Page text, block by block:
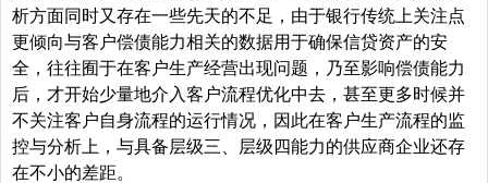
析方面同时又存在一些先天的不足，由于银行传统上关注点
更倾向与客户偿债能力相关的数据用于确保信贷资产的安
全，往往囿于在客户生产经营出现问题，乃至影响偿债能力
后，才开始少量地介入客户流程优化中去，甚至更多时候并
不关注客户自身流程的运行情况，因此在客户生产流程的监
控与分析上，与具备层级三、层级四能力的供应商企业还存
在不小的差距。